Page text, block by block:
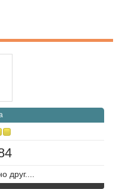
друг....